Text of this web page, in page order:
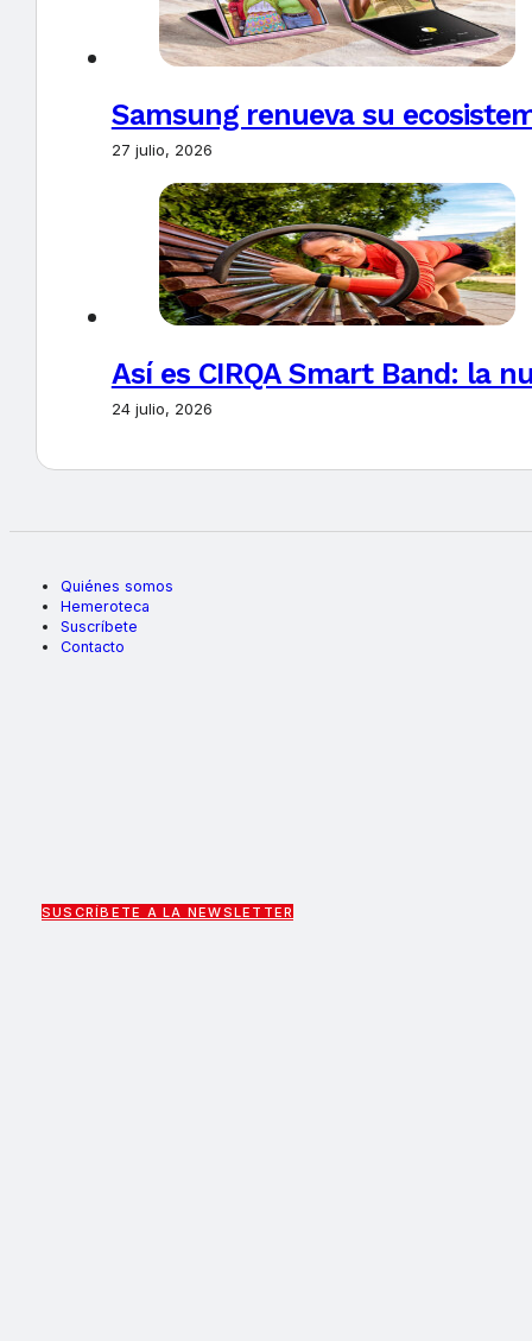
Samsung renueva su
27 julio, 2026
Así es CIRQA Smart Band: la
24 julio, 2026
Quiénes somos
Hemeroteca
Suscríbete
Contacto
SUSCRÍBETE A LA NEWSLETTER